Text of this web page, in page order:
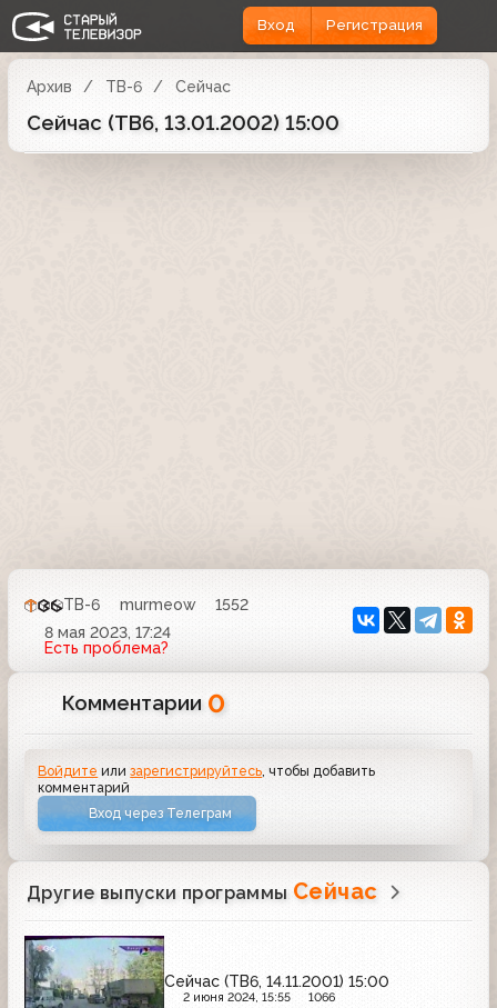
Вход Регистрация
Архив ТВ-6 Сейчас
Сейчас (ТВ6, 13.01.2002) 15:00
ТВ-6 murmeow
1552
8 мая 2023, 17:24
Есть проблема?
Комментарии 0
Войдите илизарегистрируйтесь , чтобы добавить
комментарий
Вход через Телеграм
Другие выпуски программы Сейчас
Сейчас (ТВ6, 14.11.2001) 15:00
2 июня 2024, 15:55 1066